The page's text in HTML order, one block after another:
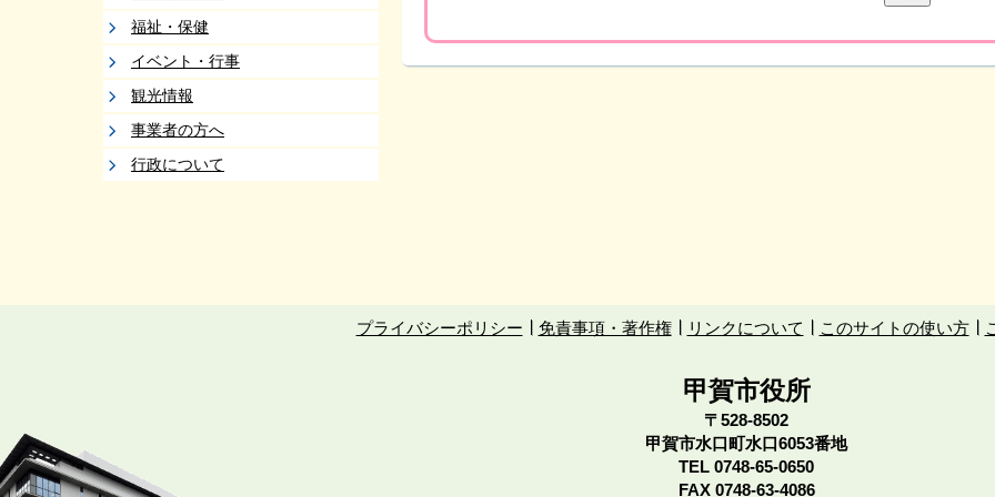
福祉・保健
イベント・行事
観光情報
事業者の方へ
行政について
プライバシーポリシー 免責事項・著作権 リンクについて このサイトの使い方
甲賀市役所
〒528-8502
甲賀市水口町水口6053番地
TEL 0748-65-0650
FAX 0748-63-4086